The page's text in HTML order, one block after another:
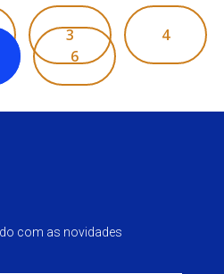
3
4
6
com as novidades